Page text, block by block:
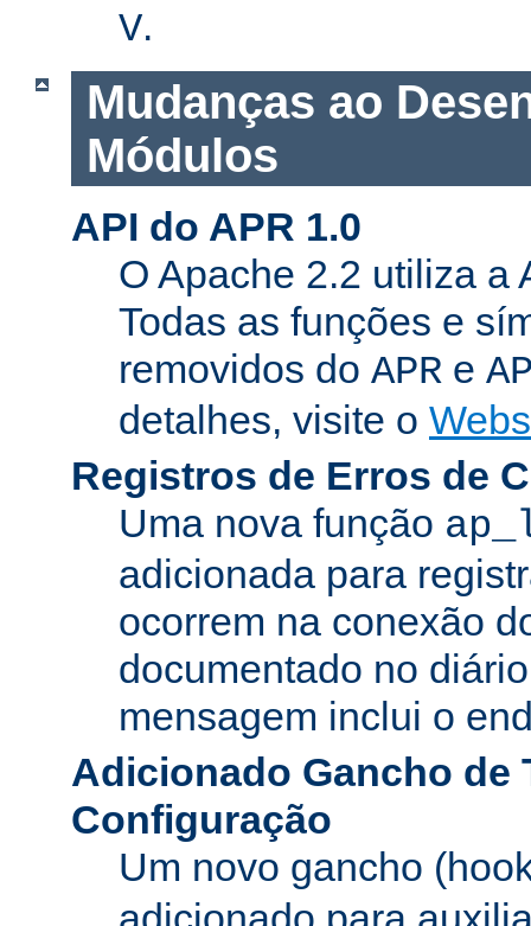
V.
Mudanças ao
Módulos
API do APR 1.0
O Apache 2.2 utiliza a
Todas as funções e
removidos do APR e
detalhes, visite o
Registros de Erros de
Uma nova função
adicionada para
ocorrem na conexão
documentado no
mensagem inclui o
Adicionado Gancho de
Configuração
Um novo gancho